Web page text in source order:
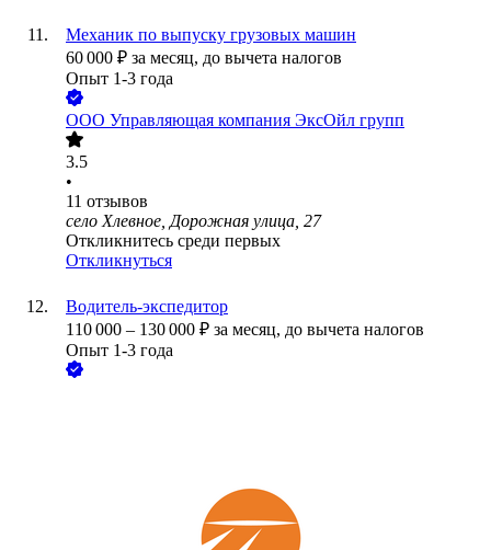
Механик по выпуску грузовых машин
60 000 ₽ за месяц, до вычета налогов
Опыт 1-3 года
ООО Управляющая компания ЭксОйл групп
3.5
•
11 отзывов
село Хлевное, Дорожная улица, 27
Откликнитесь среди первых
Откликнуться
Водитель-экспедитор
110 000 – 130 000 ₽ за месяц, до вычета налогов
Опыт 1-3 года